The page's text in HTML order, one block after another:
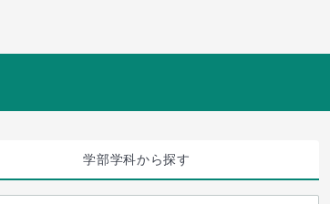
学部学科から探す